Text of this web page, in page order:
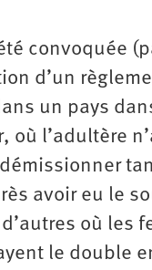
convoquée
d’un
un pays
l’adultère
avoir eu le
où les
le double